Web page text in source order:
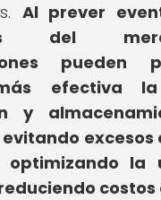
Al prever
del
pueden
efectiva la
y
optimizando la